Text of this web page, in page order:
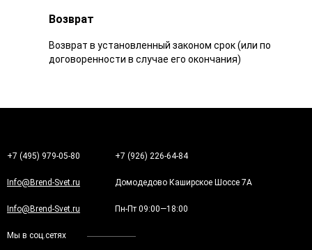
Возврат
Возврат в установленный законом срок (или по
договоренности в случае его окончания)
+7 (495) 979-05-80 +7 (926) 226-64-84
Info@Brend-Svet.ru Домодедово Каширское Шоссе 7А
Info@Brend-Svet.ru Пн-Пт 09:00—18:00
Мы в соц.сетях